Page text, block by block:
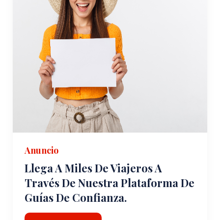
Anuncio
Llega A Miles De Viajeros A
Través De Nuestra Plataforma De
Guías De Confianza.